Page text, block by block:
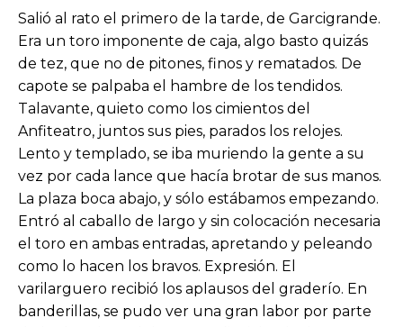
Salió al rato el primero de la tarde, de Garcigrande.
Era un toro imponente de caja, algo basto quizás
de tez, que no de pitones, finos y rematados. De
capote se palpaba el hambre de los tendidos.
Talavante, quieto como los cimientos del
Anfiteatro, juntos sus pies, parados los relojes.
Lento y templado, se iba muriendo la gente a su
vez por cada lance que hacía brotar de sus manos.
La plaza boca abajo, y sólo estábamos empezando.
Entró al caballo de largo y sin colocación necesaria
el toro en ambas entradas, apretando y peleando
como lo hacen los bravos. Expresión. El
varilarguero recibió los aplausos del graderío. En
banderillas, se pudo ver una gran labor por parte